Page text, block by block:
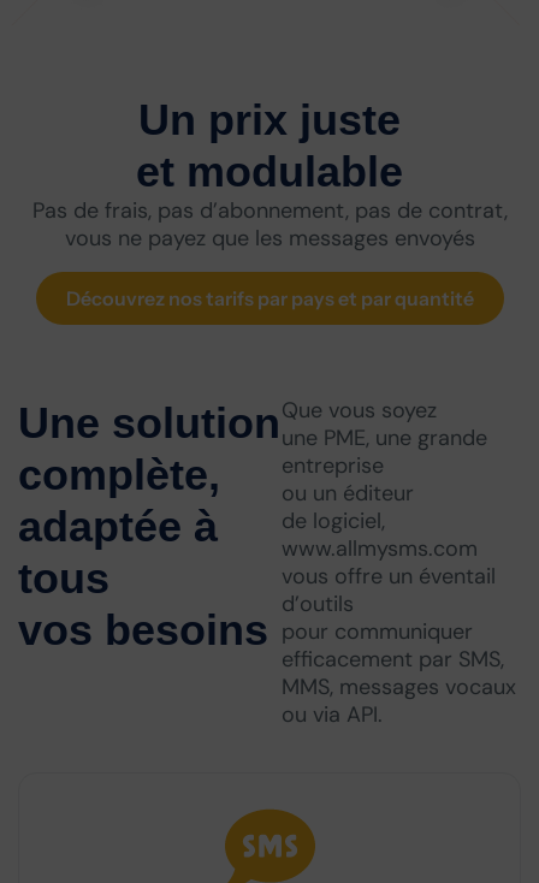
Un prix juste
et modulable
Pas de frais, pas d’abonnement, pas de contrat,
vous ne payez que les messages envoyés
Découvrez nos tarifs par pays et par quantité
Une solution
complète,
adaptée à
tous
vos besoins
Que vous soyez
une PME, une grande
entreprise
ou un éditeur
de logiciel,
www.allmysms.com
vous offre un éventail
d’outils
pour communiquer
efficacement par SMS,
MMS, messages vocaux
ou via API.